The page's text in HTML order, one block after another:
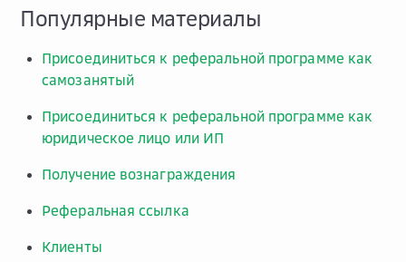
Популярные материалы
Присоединиться к реферальной программе как
самозанятый
Присоединиться к реферальной программе как
юридическое лицо или ИП
Получение вознаграждения
Реферальная ссылка
Клиенты